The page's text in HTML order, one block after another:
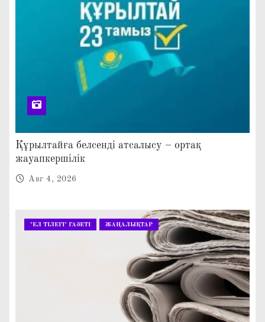
Құрылтайға белсенді атсалысу – ортақ
жауапкершілік
Авг 4, 2026
"ЕЛ ТІЛЕГІ" ГАЗЕТІ ЖАҢАЛЫҚТАР